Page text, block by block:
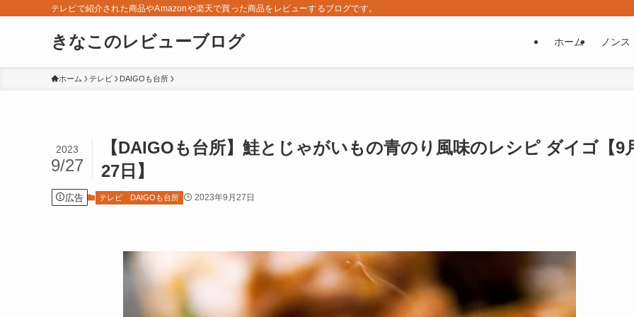
テレビで紹介された商品やAmazonや楽天で買った商品をレビューするブログです。
きなこのレビューブログ ホーム ノン
ホーム テレビ DAIGOも台所
【DAIGOも台所】鮭とじゃがいもの青のり風味のレシピ ダイゴ【9
27日】
2023
9/27
広告 テレビ DAIGOも台所 2023年9月27日